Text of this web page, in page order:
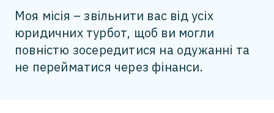
Моя місія – звільнити вас від усіх
юридичних турбот, щоб ви могли
повністю зосередитися на одужанні та
не перейматися через фінанси.